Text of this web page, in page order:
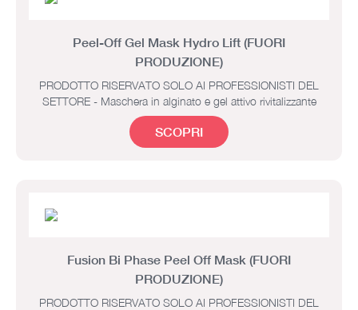
Peel-Off Gel Mask Hydro Lift (FUORI
PRODUZIONE)
PRODOTTO RISERVATO SOLO AI PROFESSIONISTI DEL
SETTORE - Maschera in alginato e gel attivo rivitalizzante
SCOPRI
Fusion Bi Phase Peel Off Mask (FUORI
PRODUZIONE)
PRODOTTO RISERVATO SOLO AI PROFESSIONISTI DEL